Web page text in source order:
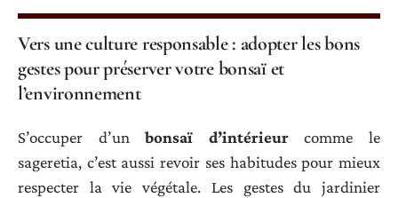
Vers une culture responsable : adopter les bons
gestes pour préserver votre bonsaï et
l’environnement
S’occuper d’unbonsaï d’intérieurcomme le
sageretia, c’est aussi revoir ses habitudes pour mieux
respecter la vie végétale. Les gestes du jardinier